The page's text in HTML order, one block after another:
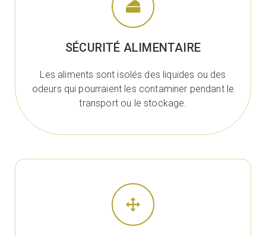
SÉCURITÉ ALIMENTAIRE
Les aliments sont isolés des liquides ou des
odeurs qui pourraient les contaminer pendant le
transport ou le stockage.